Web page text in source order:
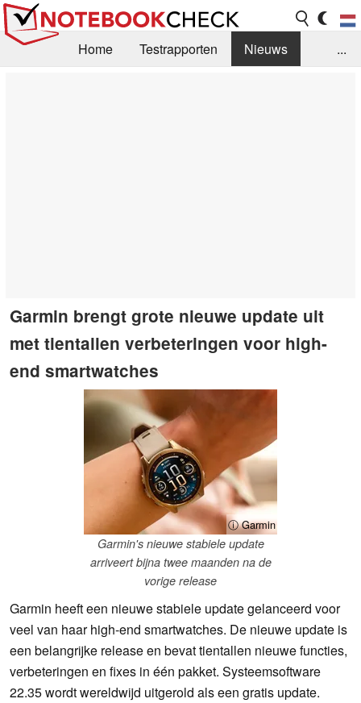
Home Testrapporten
Nieuws
...
Garmin brengt grote nieuwe update uit
met tientallen verbeteringen voor high-
end smartwatches
ⓘ Garmin
Garmin's nieuwe stabiele update
arriveert bijna twee maanden na de
vorige release
Garmin heeft een nieuwe stabiele update gelanceerd voor
veel van haar high-end smartwatches. De nieuwe update is
een belangrijke release en bevat tientallen nieuwe functies,
verbeteringen en fixes in één pakket. Systeemsoftware
22.35 wordt wereldwijd uitgerold als een gratis update.